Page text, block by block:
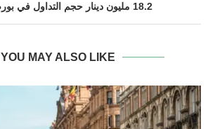
18.2 مليون دينار حجم التداول في بورصة عمان
YOU MAY ALSO LIKE